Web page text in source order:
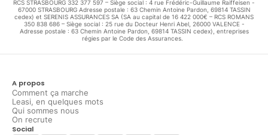
RCS STRASBOURG 332 377 597 – Siège social : 4 rue Frédéric-Guillaume Raiffeisen -
67000 STRASBOURG Adresse postale : 63 Chemin Antoine Pardon, 69814 TASSIN
cedex) et SERENIS ASSURANCES SA (SA au capital de 16 422 000€ – RCS ROMANS
350 838 686 – Siège social : 25 rue du Docteur Henri Abel, 26000 VALENCE -
Adresse postale : 63 Chemin Antoine Pardon, 69814 TASSIN cedex), entreprises
régies par le Code des Assurances.
A propos
Comment ça marche
Leasi, en quelques mots
Qui sommes nous
On recrute
Social